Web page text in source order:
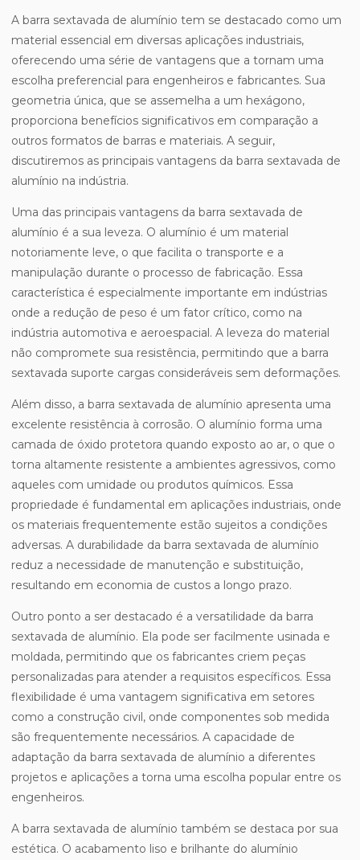
A barra sextavada de alumínio tem se destacado como um
material essencial em diversas aplicações industriais,
oferecendo uma série de vantagens que a tornam uma
escolha preferencial para engenheiros e fabricantes. Sua
geometria única, que se assemelha a um hexágono,
proporciona benefícios significativos em comparação a
outros formatos de barras e materiais. A seguir,
discutiremos as principais vantagens da barra sextavada de
alumínio na indústria.
Uma das principais vantagens da barra sextavada de
alumínio é a sua leveza. O alumínio é um material
notoriamente leve, o que facilita o transporte e a
manipulação durante o processo de fabricação. Essa
característica é especialmente importante em indústrias
onde a redução de peso é um fator crítico, como na
indústria automotiva e aeroespacial. A leveza do material
não compromete sua resistência, permitindo que a barra
sextavada suporte cargas consideráveis sem deformações.
Além disso, a barra sextavada de alumínio apresenta uma
excelente resistência à corrosão. O alumínio forma uma
camada de óxido protetora quando exposto ao ar, o que o
torna altamente resistente a ambientes agressivos, como
aqueles com umidade ou produtos químicos. Essa
propriedade é fundamental em aplicações industriais, onde
os materiais frequentemente estão sujeitos a condições
adversas. A durabilidade da barra sextavada de alumínio
reduz a necessidade de manutenção e substituição,
resultando em economia de custos a longo prazo.
Outro ponto a ser destacado é a versatilidade da barra
sextavada de alumínio. Ela pode ser facilmente usinada e
moldada, permitindo que os fabricantes criem peças
personalizadas para atender a requisitos específicos. Essa
flexibilidade é uma vantagem significativa em setores
como a construção civil, onde componentes sob medida
são frequentemente necessários. A capacidade de
adaptação da barra sextavada de alumínio a diferentes
projetos e aplicações a torna uma escolha popular entre os
engenheiros.
A barra sextavada de alumínio também se destaca por sua
estética. O acabamento liso e brilhante do alumínio